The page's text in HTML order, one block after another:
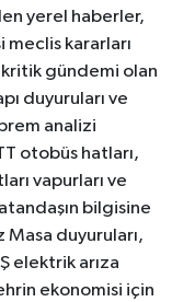
yerel haberler,
meclis kararları
gündemi olan
duyuruları ve
analizi
otobüs hatları,
vapurları ve
bilgisine
Masa duyuruları,
elektrik arıza
ekonomisi için